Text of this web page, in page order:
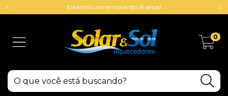
Estamos comemorando 16 anos!
0